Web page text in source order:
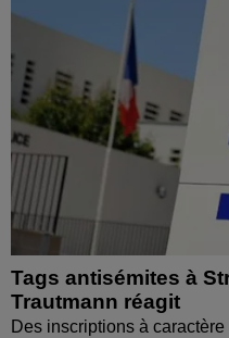
Tags antisémites à
Trautmann réagit
Des inscriptions à